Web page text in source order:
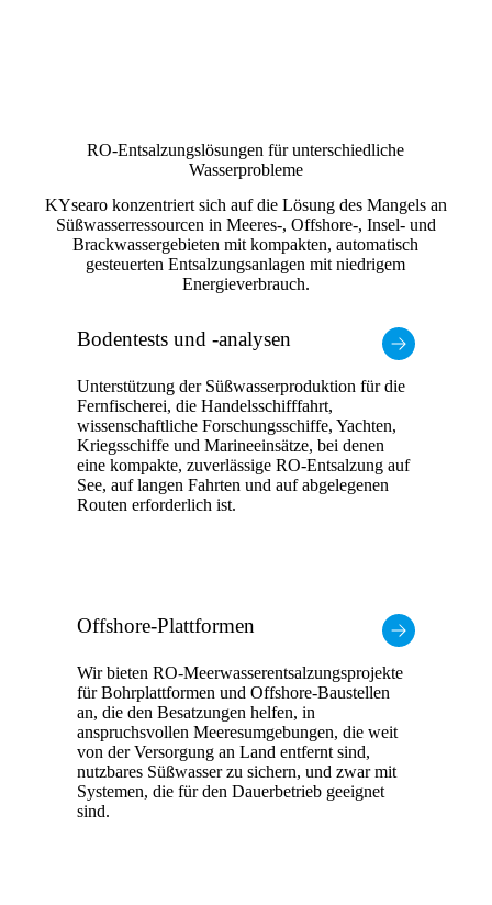
RO-Entsalzungslösungen für unterschiedliche
Wasserprobleme
KYsearo konzentriert sich auf die Lösung des Mangels an
Süßwasserressourcen in Meeres-, Offshore-, Insel- und
Brackwassergebieten mit kompakten, automatisch
gesteuerten Entsalzungsanlagen mit niedrigem
Energieverbrauch.
Bodentests und -analysen
Unterstützung der Süßwasserproduktion für die
Fernfischerei, die Handelsschifffahrt,
wissenschaftliche Forschungsschiffe, Yachten,
Kriegsschiffe und Marineeinsätze, bei denen
eine kompakte, zuverlässige RO-Entsalzung auf
See, auf langen Fahrten und auf abgelegenen
Routen erforderlich ist.
Offshore-Plattformen
Wir bieten RO-Meerwasserentsalzungsprojekte
für Bohrplattformen und Offshore-Baustellen
an, die den Besatzungen helfen, in
anspruchsvollen Meeresumgebungen, die weit
von der Versorgung an Land entfernt sind,
nutzbares Süßwasser zu sichern, und zwar mit
Systemen, die für den Dauerbetrieb geeignet
sind.